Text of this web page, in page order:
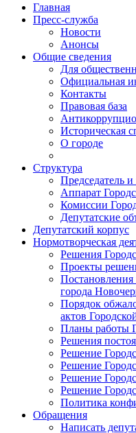
Главная
Пресс-служба
Новости
Анонсы
Общие сведения
Для
Официальная
Контакты
Правовая база
Историческая
О городе
Структура
Председатель и
Аппарат
Комиссии
Депутатские
Депутатский корпус
Нормотворческая
Решения
Проекты
города
Порядок
актов
Планы работы
Решения
Решение
Решение
Решение
Решение
Политика
Обращения
Написать